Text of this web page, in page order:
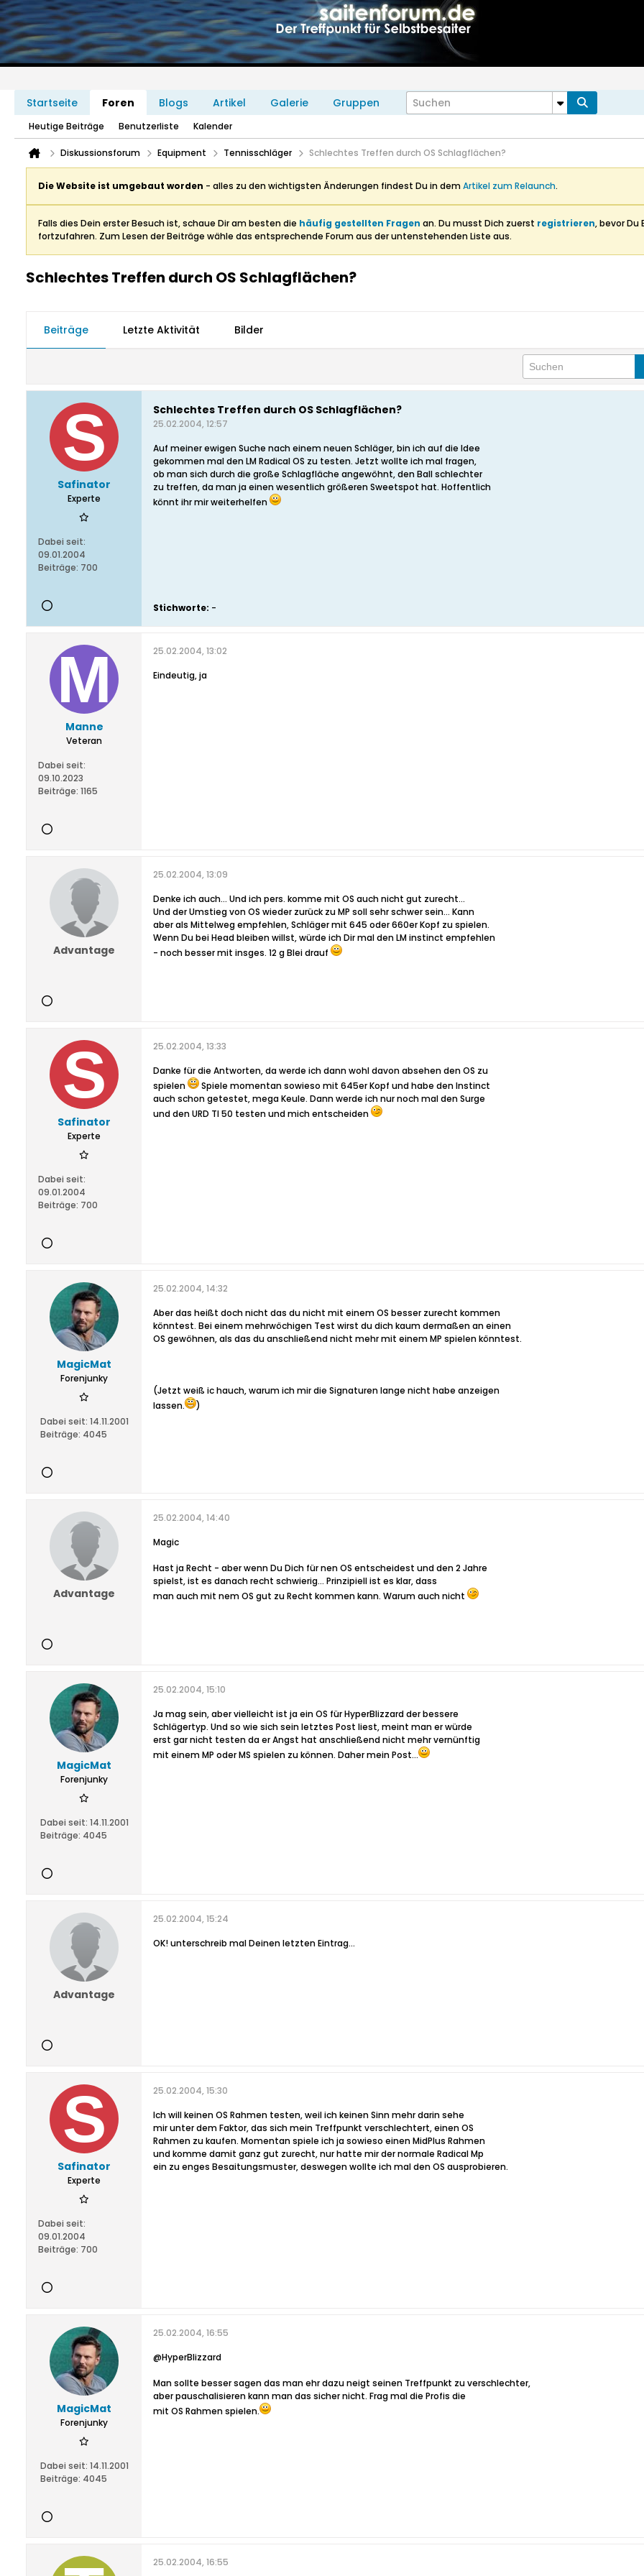
Startseite Foren Blogs Artikel Galerie Gruppen
Heutige Beiträge Benutzerliste Kalender
Diskussionsforum Equipment Tennisschläger Schlechtes Treffen durch OS Schlagflächen?
Die Website ist umgebaut worden - alles zu den wichtigsten Änderungen findest Du in demArtikel zum Relaunch.
Falls dies Dein erster Besuch ist, schaue Dir am besten die häufig gestellten Fragen an. Du musst Dich zuerst registrieren, bevor Du
fortzufahren. Zum Lesen der Beiträge wähle das entsprechende Forum aus der untenstehenden Liste aus.
Schlechtes Treffen durch OS Schlagflächen?
Beiträge Letzte Aktivität Bilder
Safinator
Experte
Dabei seit:
09.01.2004
Beiträge: 700
Schlechtes Treffen durch OS Schlagflächen?
25.02.2004, 12:57
Auf meiner ewigen Suche nach einem neuen Schläger, bin ich auf die Idee
gekommen mal den LM Radical OS zu testen. Jetzt wollte ich mal fragen,
ob man sich durch die große Schlagfläche angewöhnt, den Ball schlechter
zu treffen, da man ja einen wesentlich größeren Sweetspot hat. Hoffentlich
könnt ihr mir weiterhelfen
Stichworte: -
Manne
Veteran
Dabei seit:
09.10.2023
Beiträge: 1165
25.02.2004, 13:02
Eindeutig, ja
Advantage
25.02.2004, 13:09
Denke ich auch... Und ich pers. komme mit OS auch nicht gut zurecht...
Und der Umstieg von OS wieder zurück zu MP soll sehr schwer sein... Kann
aber als Mittelweg empfehlen, Schläger mit 645 oder 660er Kopf zu spielen.
Wenn Du bei Head bleiben willst, würde ich Dir mal den LM instinct empfehlen
- noch besser mit insges. 12 g Blei drauf
Safinator
Experte
Dabei seit:
09.01.2004
Beiträge: 700
25.02.2004, 13:33
Danke für die Antworten, da werde ich dann wohl davon absehen den OS zu
spielen
Spiele momentan sowieso mit 645er Kopf und habe den Instinct
auch schon getestet, mega Keule. Dann werde ich nur noch mal den Surge
und den URD TI 50 testen und mich entscheiden
MagicMat
Forenjunky
Dabei seit: 14.11.2001
Beiträge: 4045
25.02.2004, 14:32
Aber das heißt doch nicht das du nicht mit einem OS besser zurecht kommen
könntest. Bei einem mehrwöchigen Test wirst du dich kaum dermaßen an einen
OS gewöhnen, als das du anschließend nicht mehr mit einem MP spielen könntest.
(Jetzt weiß ic hauch, warum ich mir die Signaturen lange nicht habe anzeigen
lassen.
)
Advantage
25.02.2004, 14:40
Magic
Hast ja Recht - aber wenn Du Dich für nen OS entscheidest und den 2 Jahre
spielst, ist es danach recht schwierig... Prinzipiell ist es klar, dass
man auch mit nem OS gut zu Recht kommen kann. Warum auch nicht
MagicMat
Forenjunky
Dabei seit: 14.11.2001
Beiträge: 4045
25.02.2004, 15:10
Ja mag sein, aber vielleicht ist ja ein OS für HyperBlizzard der bessere
Schlägertyp. Und so wie sich sein letztes Post liest, meint man er würde
erst gar nicht testen da er Angst hat anschließend nicht mehr vernünftig
mit einem MP oder MS spielen zu können. Daher mein Post...
Advantage
25.02.2004, 15:24
OK! unterschreib mal Deinen letzten Eintrag...
Safinator
Experte
Dabei seit:
09.01.2004
Beiträge: 700
25.02.2004, 15:30
Ich will keinen OS Rahmen testen, weil ich keinen Sinn mehr darin sehe
mir unter dem Faktor, das sich mein Treffpunkt verschlechtert, einen OS
Rahmen zu kaufen. Momentan spiele ich ja sowieso einen MidPlus Rahmen
und komme damit ganz gut zurecht, nur hatte mir der normale Radical Mp
ein zu enges Besaitungsmuster, deswegen wollte ich mal den OS ausprobieren.
MagicMat
Forenjunky
Dabei seit: 14.11.2001
Beiträge: 4045
25.02.2004, 16:55
@HyperBlizzard
Man sollte besser sagen das man ehr dazu neigt seinen Treffpunkt zu verschlechter,
aber pauschalisieren kann man das sicher nicht. Frag mal die Profis die
mit OS Rahmen spielen.
25.02.2004, 16:55